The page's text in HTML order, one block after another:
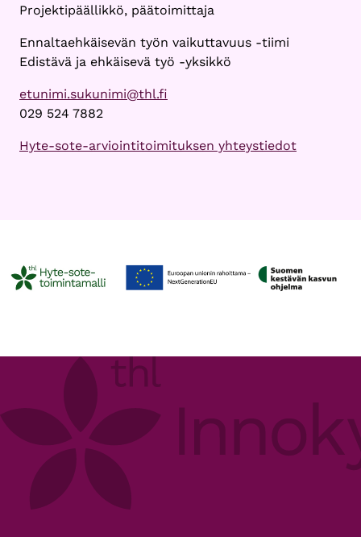
Projektipäällikkö, päätoimittaja
Ennaltaehkäisevän työn vaikuttavuus -tiimi
Edistävä ja ehkäisevä työ -yksikkö
etunimi.sukunimi@thl.fi
029 524 7882
Hyte-sote-arviointitoimituksen yhteystiedot